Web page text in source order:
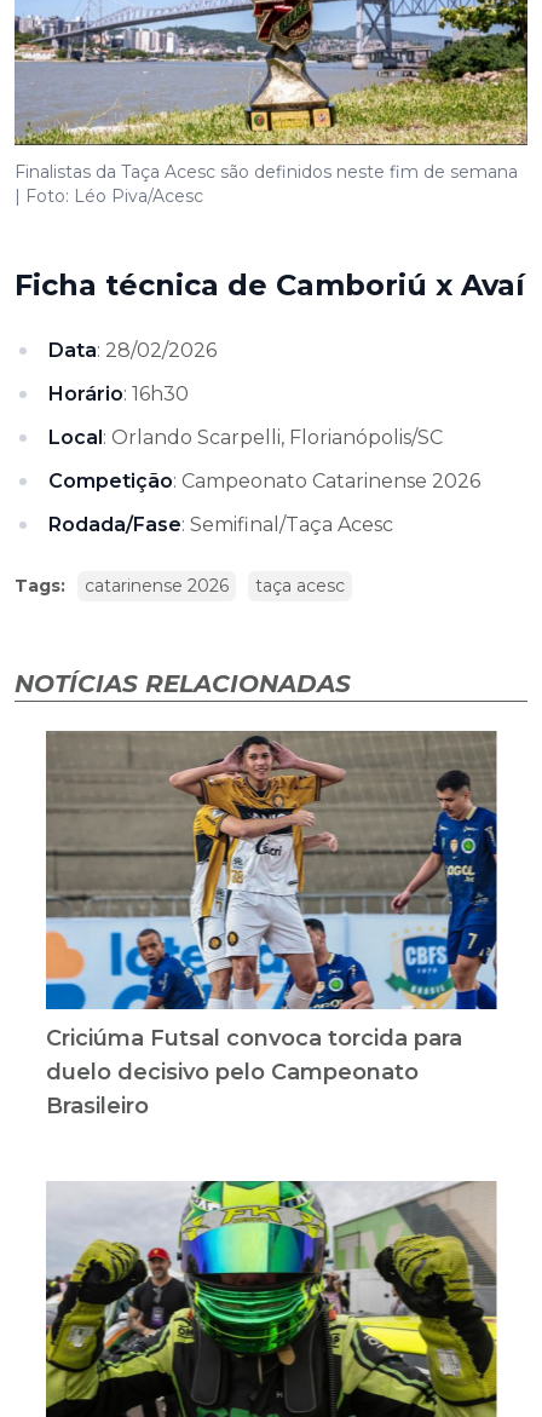
Finalistas da Taça Acesc são definidos neste fim de semana
| Foto: Léo Piva/Acesc
Ficha técnica de Camboriú x Avaí
Data: 28/02/2026
Horário: 16h30
Local: Orlando Scarpelli, Florianópolis/SC
Competição: Campeonato Catarinense 2026
Rodada/Fase: Semifinal/Taça Acesc
Tags: catarinense 2026 taça acesc
NOTÍCIAS RELACIONADAS
Criciúma Futsal convoca torcida para
duelo decisivo pelo Campeonato
Brasileiro